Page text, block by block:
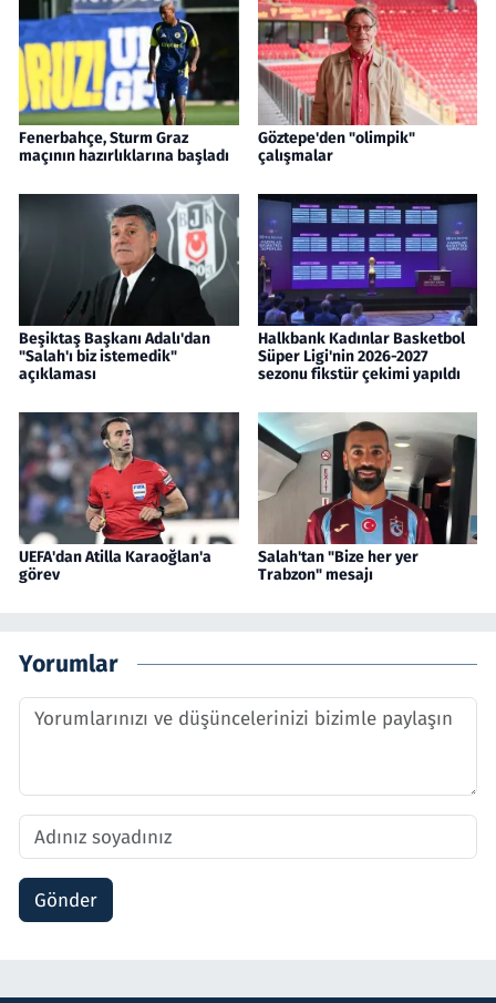
Fenerbahçe, Sturm Graz
maçının hazırlıklarına başladı
Göztepe'den "olimpik"
çalışmalar
Beşiktaş Başkanı Adalı'dan
"Salah'ı biz istemedik"
açıklaması
Halkbank Kadınlar Basketbol
Süper Ligi'nin 2026-2027
sezonu fikstür çekimi yapıldı
UEFA'dan Atilla Karaoğlan'a
görev
Salah'tan "Bize her yer
Trabzon" mesajı
Yorumlar
Gönder